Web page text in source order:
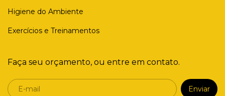
Higiene do Ambiente
Exercícios e Treinamentos
Faça seu orçamento, ou entre em contato.